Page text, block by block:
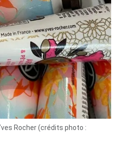
Rocher (crédits photo :